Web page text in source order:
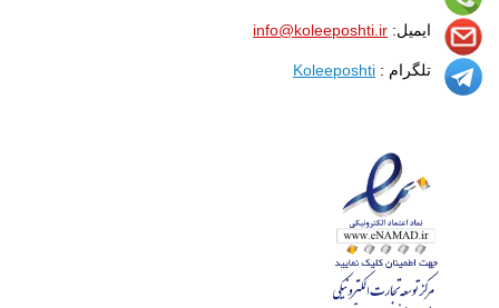
ایمیل: info@koleeposhti.ir
تلگرام : Koleeposhti